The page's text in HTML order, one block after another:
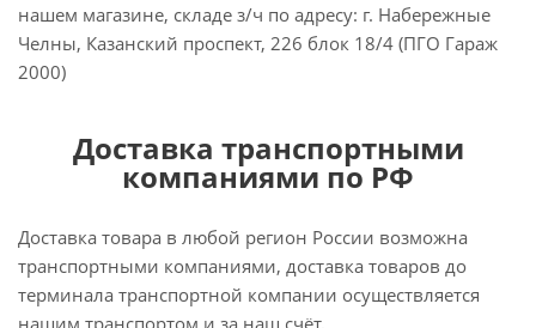
нашем магазине, складе з/ч по адресу: г. Набережные
Челны, Казанский проспект, 226 блок 18/4 (ПГО Гараж
2000)
Доставка транспортными
компаниями по РФ
Доставка товара в любой регион России возможна
транспортными компаниями, доставка товаров до
терминала транспортной компании осуществляется
нашим транспортом и за наш счёт.